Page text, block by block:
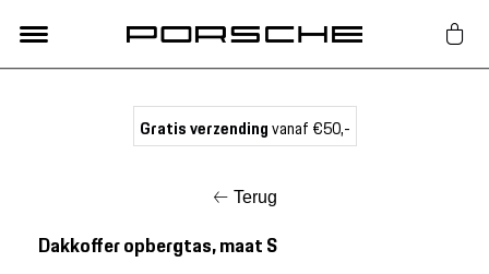
Gratis verzendingvanaf €50,-
Terug
Dakkoffer opbergtas, maat S